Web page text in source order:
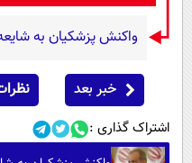
واکنش پزشکیان به
خبر بعد
اشتراک گذاری :